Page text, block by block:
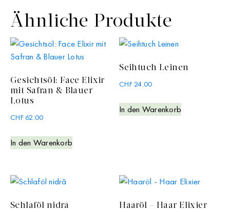
Ähnliche Produkte
Gesichtsöl: Face Elixir
mit Safran & Blauer
Lotus
CHF62.00
In den Warenkorb
Seihtuch Leinen
CHF24.00
In den Warenkorb
Schlaföl nidrā Haaröl – Haar Elixier